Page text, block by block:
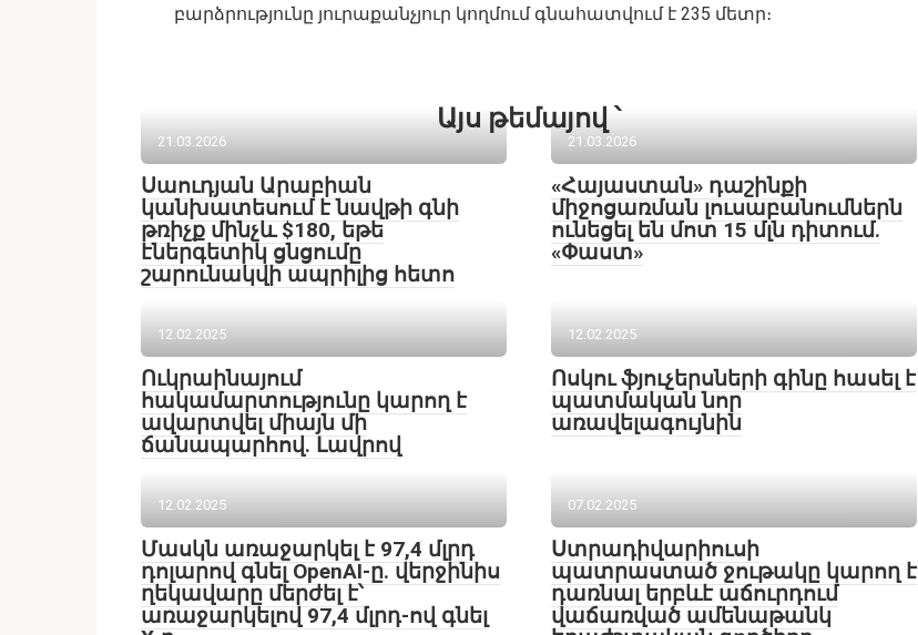
բարձրությունը յուրաքանչյուր կողմում գնահատվում է 235 մետր։
Այս թեմայով ՝
21.03.2026
Սաուդյան Արաբիան
կանխատեսում է նավթի գնի
թռիչք մինչև $180, եթե
էներգետիկ ցնցումը
շարունակվի ապրիլից հետո
21.03.2026
«Հայաստան» դաշինքի
միջոցառման լուսաբանումներն
ունեցել են մոտ 15 մլն դիտում.
«Փաստ»
12.02.2025
Ուկրաինայում
հակամարտությունը կարող է
ավարտվել միայն մի
ճանապարհով․ Լավրով
12.02.2025
Ոսկու ֆյուչերսների գինը հասել է
պատմական նոր
առավելագույնին
12.02.2025
Մասկն առաջարկել է 97,4 մլրդ
դոլարով գնել OpenAI-ը. վերջինիս
ղեկավարը մերժել է՝
առաջարկելով 97,4 մլրդ-ով գնել
07.02.2025
Ստրադիվարիուսի
պատրաստած ջութակը կարող է
դառնալ երբևէ աճուրդում
վաճառված ամենաթանկ